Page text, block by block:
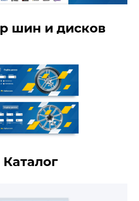
шин и дисков
Каталог